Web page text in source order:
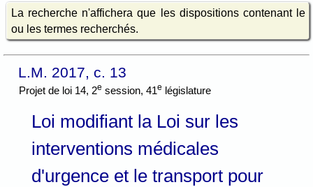
La recherche n'affichera que les dispositions contenant le
ou les termes recherchés.
L.M. 2017, c. 13
Projet de loi 14, 2e session, 41e législature
Loi modifiant la Loi sur les
interventions médicales
d'urgence et le transport pour